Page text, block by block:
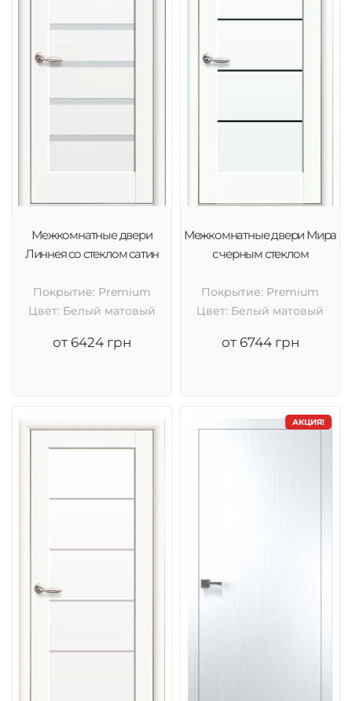
Межкомнатные двери
Линнея со стеклом сатин
Покрытие: Premium
Цвет: Белый матовый
от 6424 грн
Межкомнатные двери Мира
с черным стеклом
Покрытие: Premium
Цвет: Белый матовый
от 6744 грн
АКЦИЯ!